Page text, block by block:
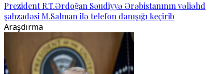
Prezident R.T.Ərdoğan Səudiyyə Ərəbistanının vəliəhd
şahzadəsi M.Salman ilə telefon danışığı keçirib
Araşdırma